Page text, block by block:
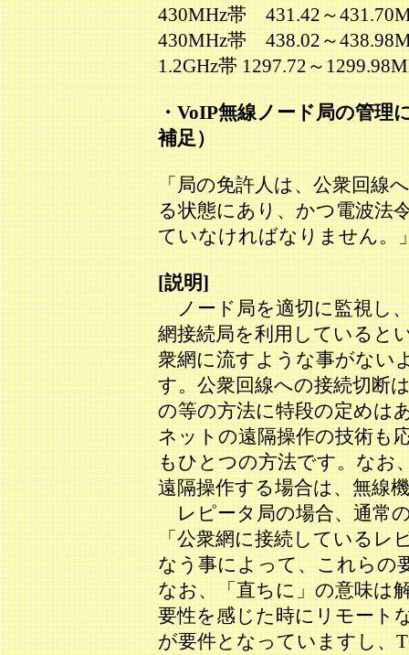
430MHz帯 431.42～
430MHz帯 438.02～
1.2GHz帯 1297.72～
・VoIP無線ノード局の管理
補足）
「局の免許人は、公衆回線
る状態にあり、かつ電波法
ていなければなりません。
[説明]
ノード局を適切に監視し
網接続局を利用していると
衆網に流すような事がない
す。公衆回線への接続切断
の等の方法に特段の定めは
ネットの遠隔操作の技術も
もひとつの方法です。なお
遠隔操作する場合は、無線
レピータ局の場合、通常
「公衆網に接続しているレ
なう事によって、これら
なお、「直ちに」の意味は
要性を感じた時にリモート
が要件となっていますし、